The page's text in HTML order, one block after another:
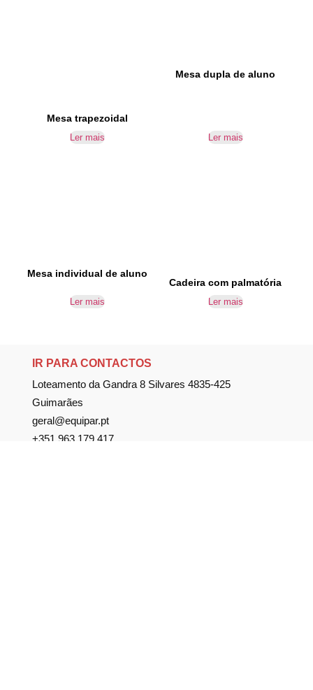
Mesa trapezoidal
Ler mais
Mesa dupla de aluno
Ler mais
Mesa individual de aluno
Ler mais
Cadeira com palmatória
Ler mais
IR PARA CONTACTOS
Loteamento da Gandra 8 Silvares 4835-425
Guimarães
geral@equipar.pt
+351 963 179 417